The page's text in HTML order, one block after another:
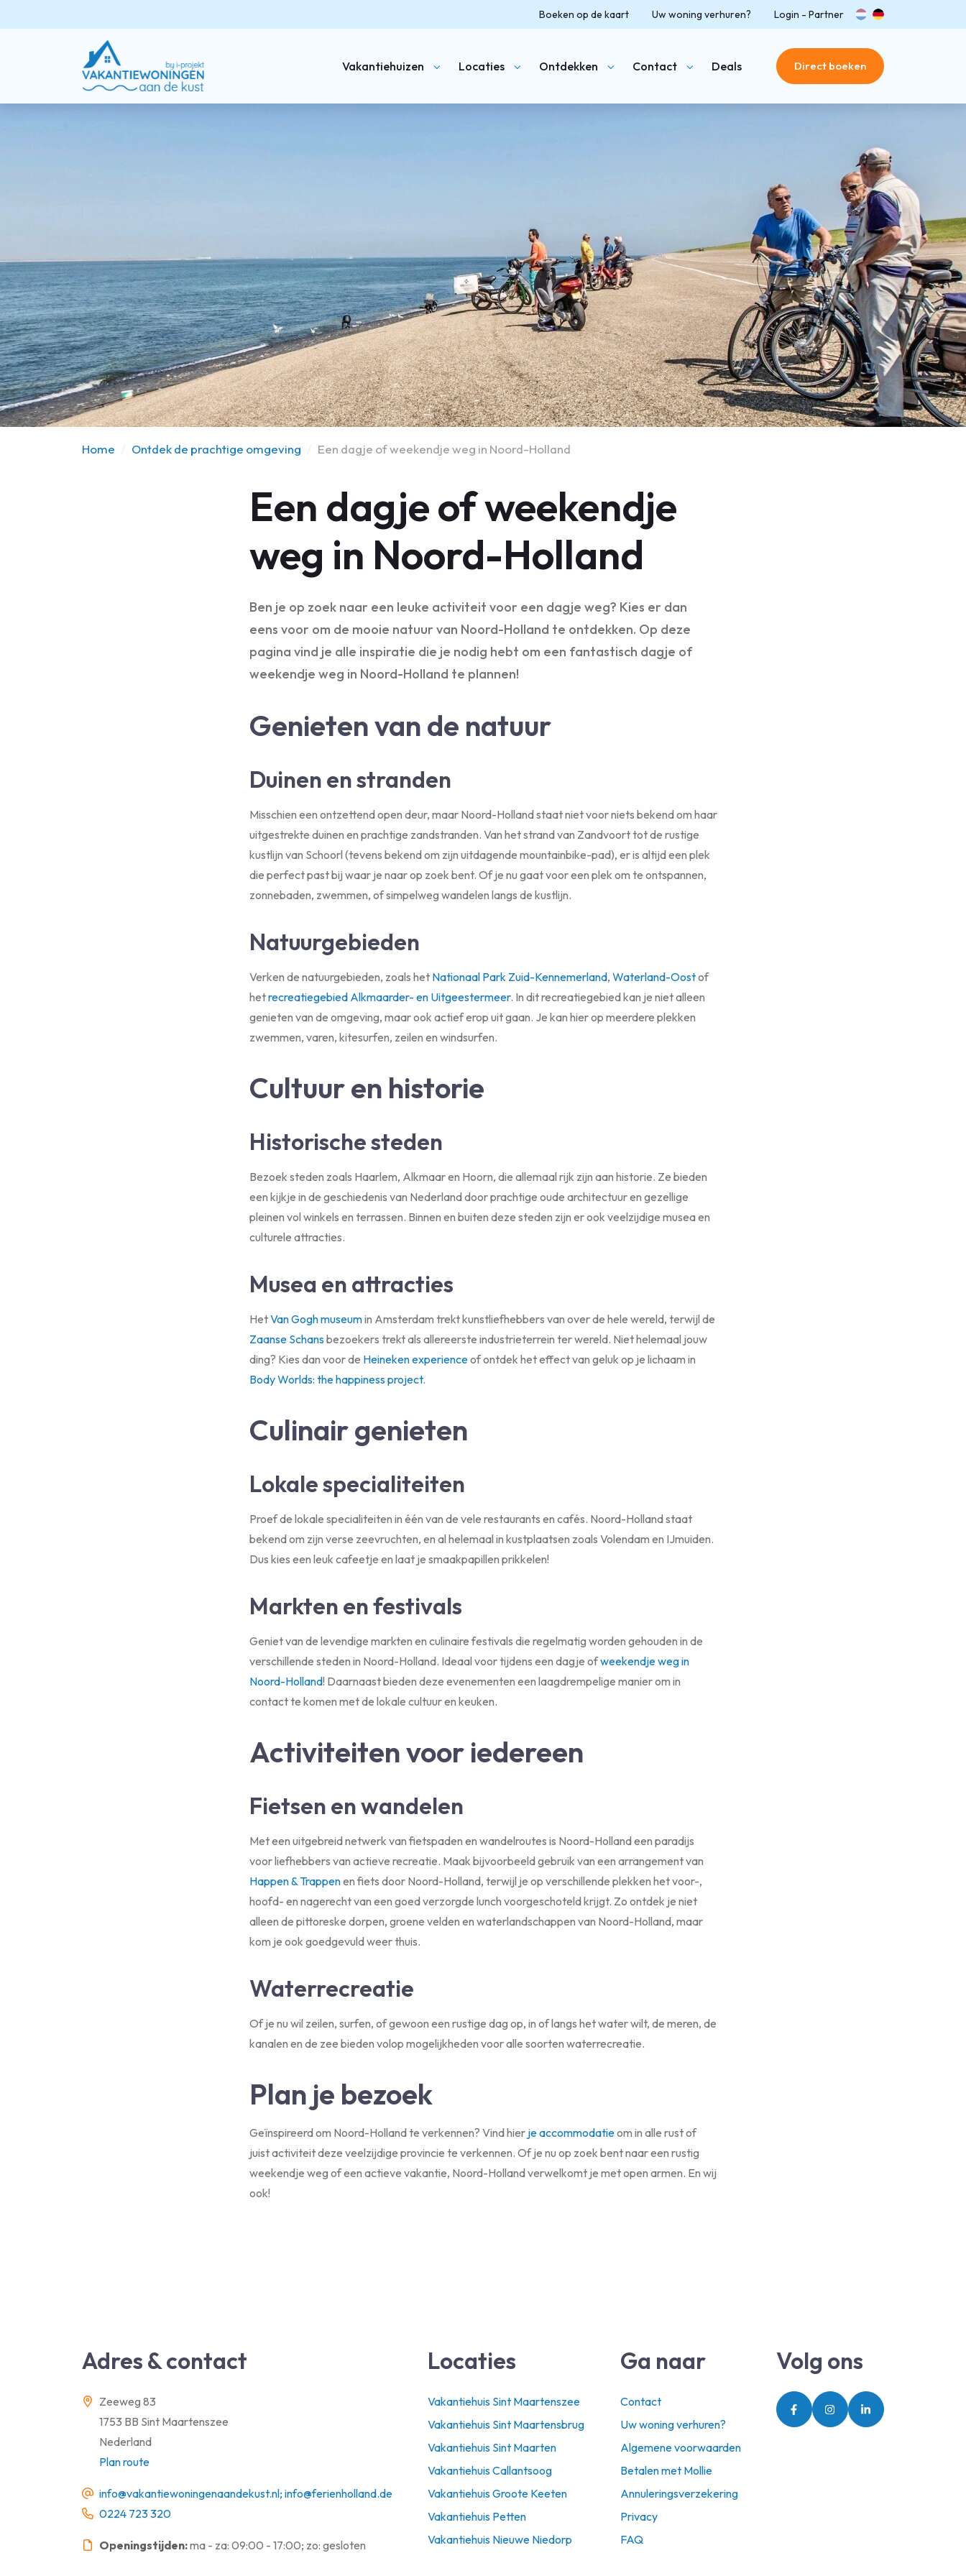
Boeken op de kaart Uw woning verhuren? Login - Partner nl de
Vakantiehuizen Locaties Ontdekken Contact Deals Direct boeken
Home Ontdek de prachtige omgeving Een dagje of weekendje weg in Noord-Holland
Een dagje of weekendje
weg in Noord-Holland
Ben je op zoek naar een leuke activiteit voor een dagje weg? Kies er dan
eens voor om de mooie natuur van Noord-Holland te ontdekken. Op deze
pagina vind je alle inspiratie die je nodig hebt om een fantastisch dagje of
weekendje weg in Noord-Holland te plannen!
Genieten van de natuur
Duinen en stranden
Misschien een ontzettend open deur, maar Noord-Holland staat niet voor niets bekend om haar
uitgestrekte duinen en prachtige zandstranden. Van het strand van Zandvoort tot de rustige
kustlijn van Schoorl (tevens bekend om zijn uitdagende mountainbike-pad), er is altijd een plek
die perfect past bij waar je naar op zoek bent. Of je nu gaat voor een plek om te ontspannen,
zonnebaden, zwemmen, of simpelweg wandelen langs de kustlijn.
Natuurgebieden
Verken de natuurgebieden, zoals het Nationaal Park Zuid-Kennemerland, Waterland-Oostof
hetrecreatiegebied Alkmaarder- en Uitgeestermeer. In dit recreatiegebied kan je niet alleen
genieten van de omgeving, maar ook actief erop uit gaan. Je kan hier op meerdere plekken
zwemmen, varen, kitesurfen, zeilen en windsurfen.
Cultuur en historie
Historische steden
Bezoek steden zoals Haarlem, Alkmaar en Hoorn, die allemaal rijk zijn aan historie. Ze bieden
een kijkje in de geschiedenis van Nederland door prachtige oude architectuur en gezellige
pleinen vol winkels en terrassen. Binnen en buiten deze steden zijn er ook veelzijdige musea en
culturele attracties.
Musea en attracties
HetVan Gogh museumin Amsterdam trekt kunstliefhebbers van over de hele wereld, terwijl de
Zaanse Schansbezoekers trekt als allereerste industrieterrein ter wereld. Niet helemaal jouw
ding? Kies dan voor de Heineken experienceof ontdek het effect van geluk op je lichaam in
Body Worlds: the happiness project.
Culinair genieten
Lokale specialiteiten
Proef de lokale specialiteiten in één van de vele restaurants en cafés. Noord-Holland staat
bekend om zijn verse zeevruchten, en al helemaal in kustplaatsen zoals Volendam en IJmuiden.
Dus kies een leuk cafeetje en laat je smaakpapillen prikkelen!
Markten en festivals
Geniet van de levendige markten en culinaire festivals die regelmatig worden gehouden in de
verschillende steden in Noord-Holland. Ideaal voor tijdens een dagje ofweekendje weg in
Noord-Holland! Daarnaast bieden deze evenementen een laagdrempelige manier om in
contact te komen met de lokale cultuur en keuken.
Activiteiten voor iedereen
Fietsen en wandelen
Met een uitgebreid netwerk van fietspaden en wandelroutes is Noord-Holland een paradijs
voor liefhebbers van actieve recreatie. Maak bijvoorbeeld gebruik van een arrangement van
Happen & Trappenen fiets door Noord-Holland, terwijl je op verschillende plekken het voor-,
hoofd- en nagerecht van een goed verzorgde lunch voorgeschoteld krijgt. Zo ontdek je niet
alleen de pittoreske dorpen, groene velden en waterlandschappen van Noord-Holland, maar
kom je ook goedgevuld weer thuis.
Waterrecreatie
Of je nu wil zeilen, surfen, of gewoon een rustige dag op, in of langs het water wilt, de meren, de
kanalen en de zee bieden volop mogelijkheden voor alle soorten waterrecreatie.
Plan je bezoek
Geïnspireerd om Noord-Holland te verkennen? Vind hier je accommodatieom in alle rust of
juist activiteit deze veelzijdige provincie te verkennen. Of je nu op zoek bent naar een rustig
weekendje weg of een actieve vakantie, Noord-Holland verwelkomt je met open armen. En wij
ook!
Adres & contact
Zeeweg 83
1753 BB Sint Maartenszee
Nederland
Plan route
info@vakantiewoningenaandekust.nl; info@ferienholland.de
0224 723 320
Openingstijden:ma - za: 09:00 - 17:00; zo: gesloten
Locaties
Vakantiehuis Sint Maartenszee
Vakantiehuis Sint Maartensbrug
Vakantiehuis Sint Maarten
Vakantiehuis Callantsoog
Vakantiehuis Groote Keeten
Vakantiehuis Petten
Vakantiehuis Nieuwe Niedorp
Ga naar
Contact
Uw woning verhuren?
Algemene voorwaarden
Betalen met Mollie
Annuleringsverzekering
Privacy
FAQ
Volg ons